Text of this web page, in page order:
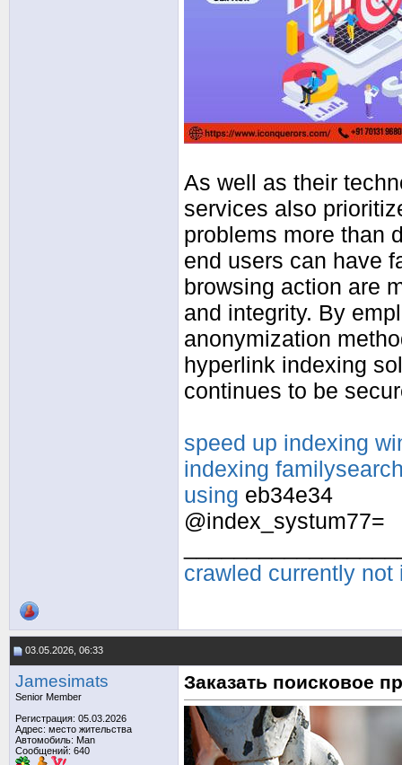
As well as their
services also
problems more than
end users can have
browsing action are
and integrity. By
anonymization
hyperlink indexing
continues to be
speed up indexing
indexing
using eb34e34
@index_systum77=
crawled currently not
03.05.2026, 06:33
Jamesimats
Senior Member
Регистрация: 05.03.2026
Адрес: место жительства
Автомобиль: Man
Сообщений: 640
Заказать поисковое